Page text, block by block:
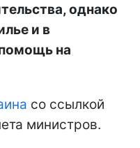
однако
и в
на
со ссылкой
министров.